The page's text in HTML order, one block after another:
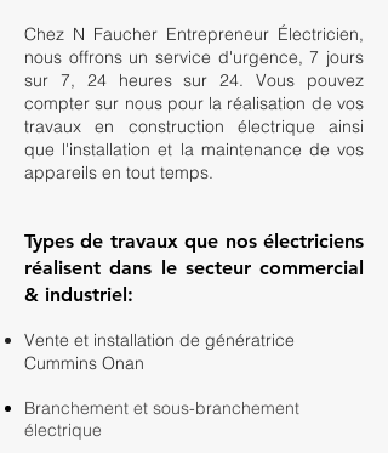
Chez N Faucher Entrepreneur Électricien,
nous offrons un service d'urgence, 7 jours
sur 7, 24 heures sur 24. Vous pouvez
compter sur nous pour la réalisation de vos
travaux en construction électrique ainsi
que l'installation et la maintenance de vos
appareils en tout temps.
Types de travaux que nos électriciens
réalisent dans le secteur commercial
& industriel:
Vente et installation de génératrice
Cummins Onan
Branchement et sous-branchement
électrique​